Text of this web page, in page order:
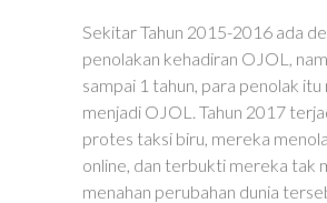
Sekitar Tahun 2015-2016 ada
penolakan kehadiran OJOL,
sampai 1 tahun, para penolak itu
menjadi OJOL. Tahun 2017
protes taksi biru, mereka
online, dan terbukti mereka tak
menahan perubahan dunia